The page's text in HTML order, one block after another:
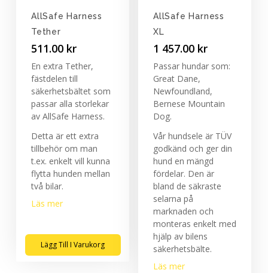
AllSafe Harness
Tether
511.00 kr
En extra Tether,
fästdelen till
säkerhetsbältet som
passar alla storlekar
av AllSafe Harness.
Detta är ett extra
tillbehör om man
t.ex. enkelt vill kunna
flytta hunden mellan
två bilar.
Läs mer
Lägg Till I Varukorg
AllSafe Harness
XL
1 457.00 kr
Passar hundar som:
Great Dane,
Newfoundland,
Bernese Mountain
Dog.
Vår hundsele är TÜV
godkänd och ger din
hund en mängd
fördelar. Den är
bland de säkraste
selarna på
marknaden och
monteras enkelt med
hjälp av bilens
säkerhetsbälte.
Läs mer